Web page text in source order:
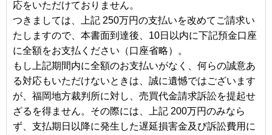
応をいただけておりません。
つきましては、上記 250万円の支払いを改めてご請求い
たしますので、本書面到達後、10日以内に下記預金口座
に全額をお支払ください（口座省略）。
もし上記期間内に全額のお支払いがなく、何らの誠意あ
る対応もいただけないときは、誠に遺憾ではございます
が、福岡地方裁判所に対し、売買代金請求訴訟を提起せ
ざるを得ません。その際には、上記 200万円のみなら
ず、支払期日以降に発生した遅延損害金及び訴訟費用に